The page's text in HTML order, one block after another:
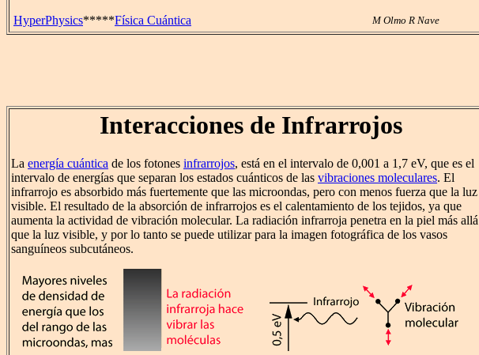
HyperPhysics*****Física Cuántica M Olmo R Nave
Interacciones de Infrarrojos
La energía cuántica de los fotones infrarrojos, está en el intervalo de 0,001 a 1,7 eV, que es el
intervalo de energías que separan los estados cuánticos de las vibraciones moleculares. El
infrarrojo es absorbido más fuertemente que las microondas, pero con menos fuerza que la luz
visible. El resultado de la absorción de infrarrojos es el calentamiento de los tejidos, ya que
aumenta la actividad de vibración molecular. La radiación infrarroja penetra en la piel más allá
que la luz visible, y por lo tanto se puede utilizar para la imagen fotográfica de los vasos
sanguíneos subcutáneos.